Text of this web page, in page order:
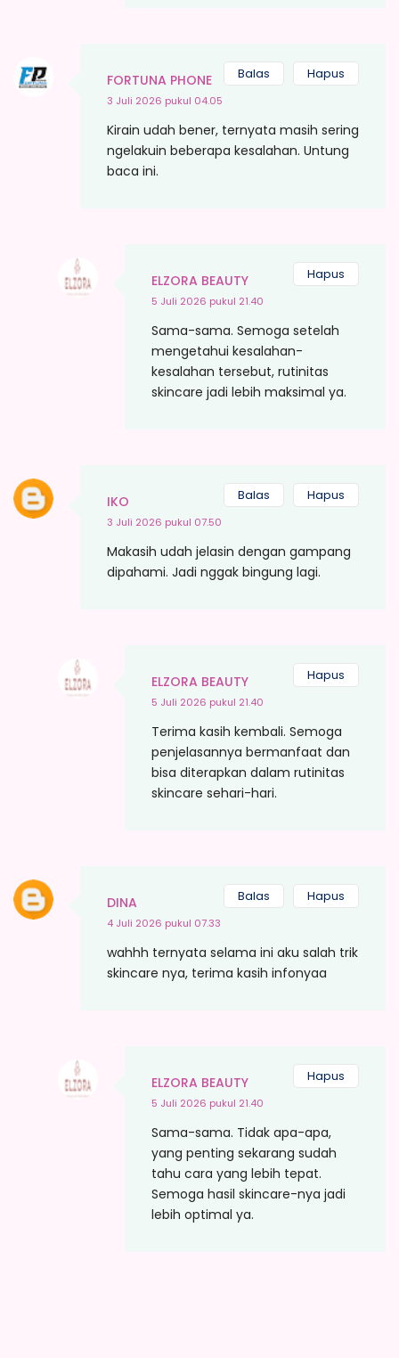
FORTUNA PHONE
3 Juli 2026 pukul 04.05
Kirain udah bener, ternyata masih sering
ngelakuin beberapa kesalahan. Untung
baca ini.
Balas Hapus
ELZORA BEAUTY
5 Juli 2026 pukul 21.40
Sama-sama. Semoga setelah
mengetahui kesalahan-
kesalahan tersebut, rutinitas
skincare jadi lebih maksimal ya.
Hapus
IKO
3 Juli 2026 pukul 07.50
Makasih udah jelasin dengan gampang
dipahami. Jadi nggak bingung lagi.
Balas Hapus
ELZORA BEAUTY
5 Juli 2026 pukul 21.40
Terima kasih kembali. Semoga
penjelasannya bermanfaat dan
bisa diterapkan dalam rutinitas
skincare sehari-hari.
Hapus
DINA
4 Juli 2026 pukul 07.33
wahhh ternyata selama ini aku salah trik
skincare nya, terima kasih infonyaa
Balas Hapus
ELZORA BEAUTY
5 Juli 2026 pukul 21.40
Sama-sama. Tidak apa-apa,
yang penting sekarang sudah
tahu cara yang lebih tepat.
Semoga hasil skincare-nya jadi
lebih optimal ya.
Hapus